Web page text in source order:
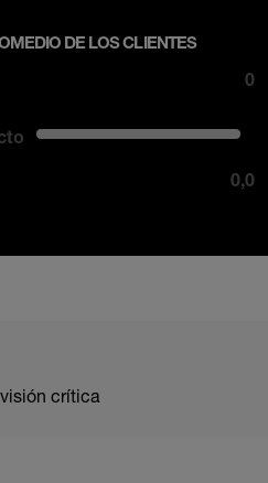
DE LOS CLIENTES
0
0,0
crítica